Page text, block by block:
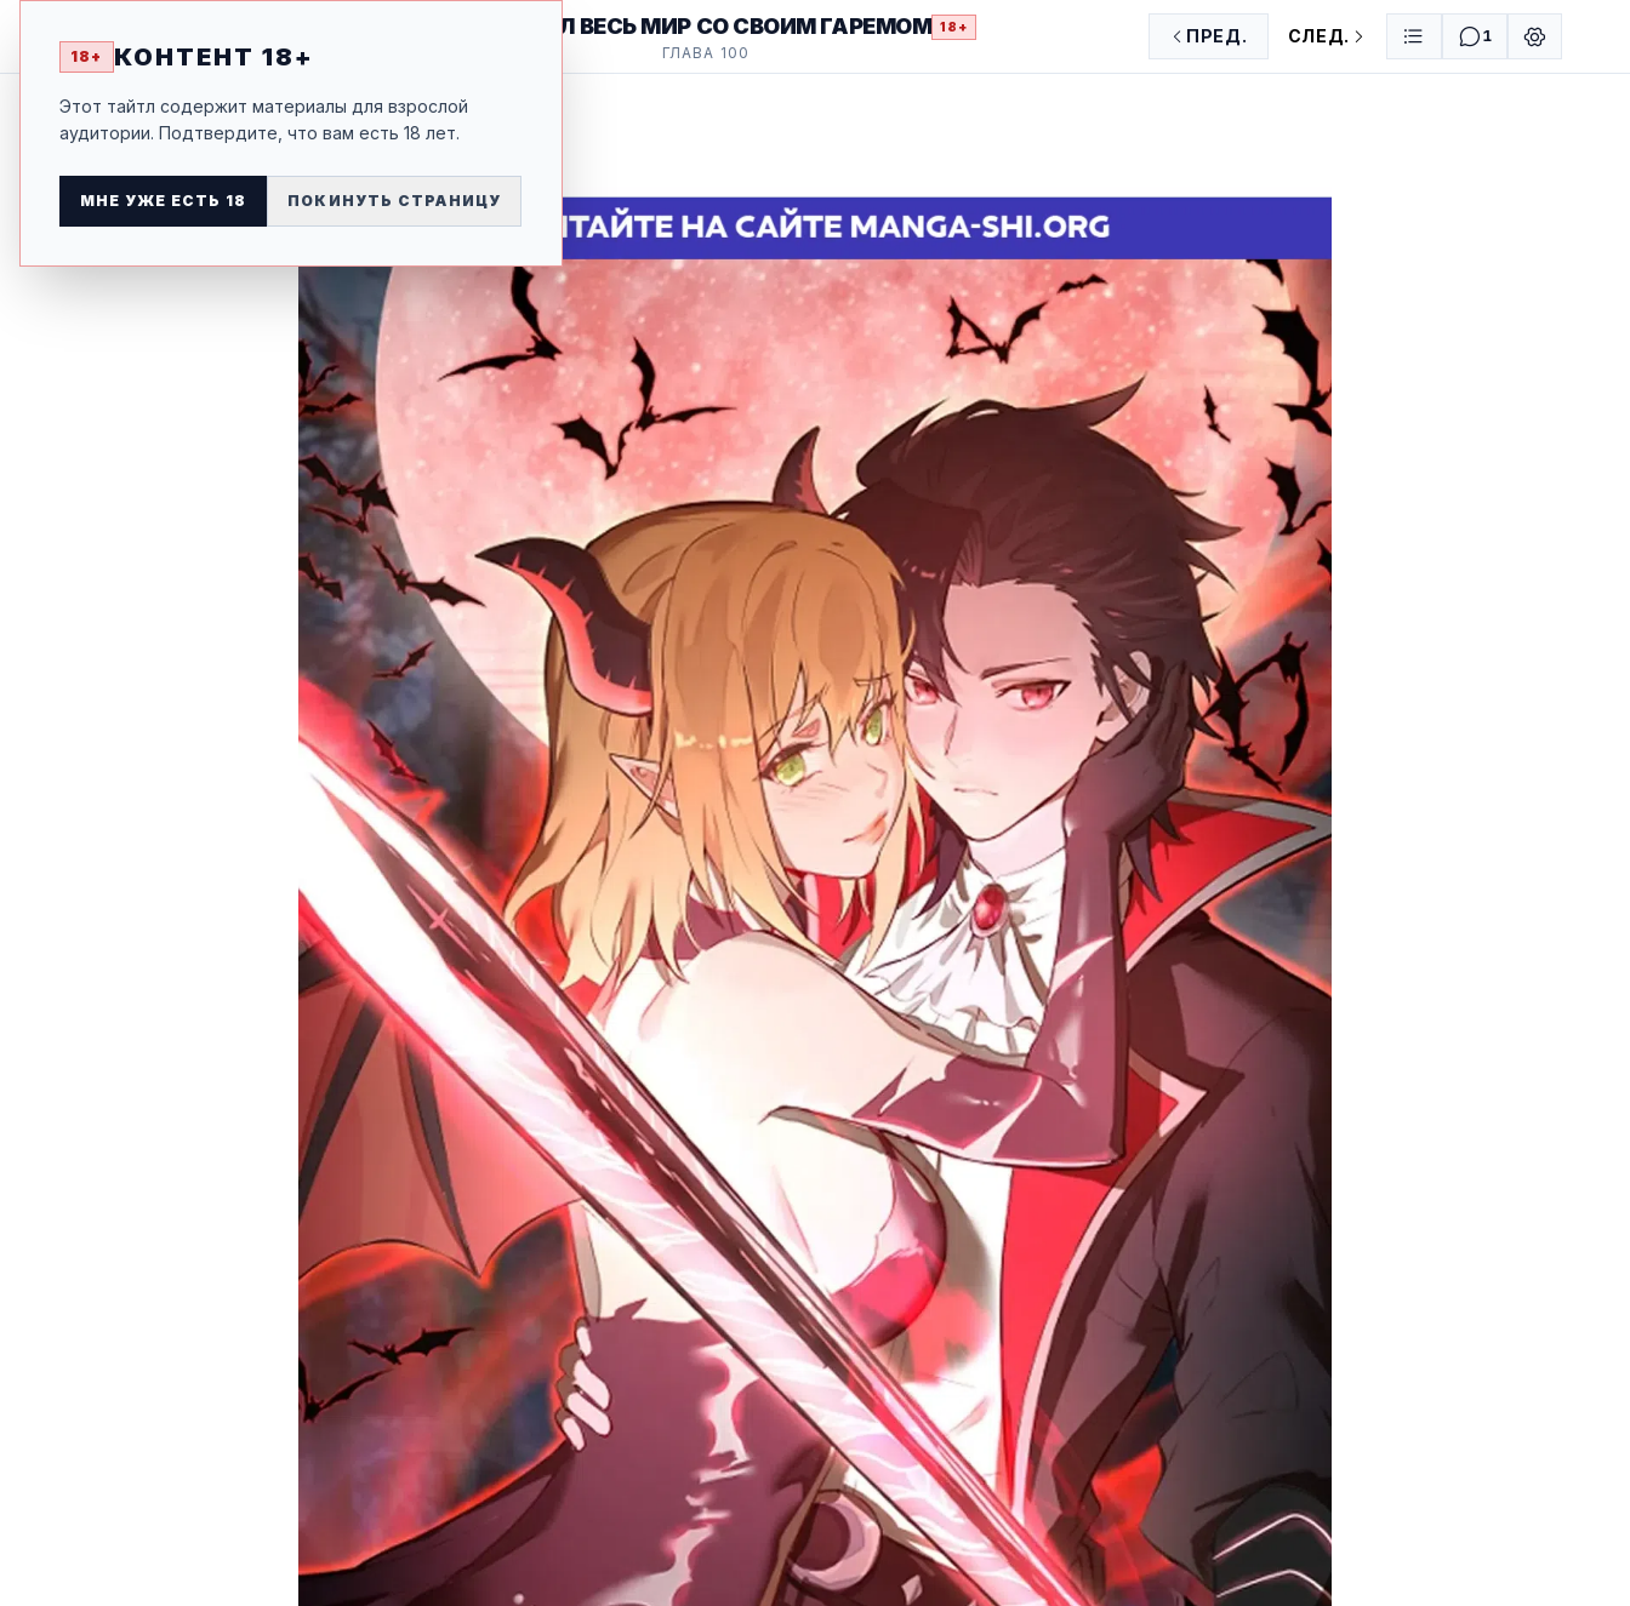
18+ КОНТЕНТ 18+
Этот тайтл содержит материалы для взрослой
аудитории. Подтвердите, что вам есть 18 лет.
МНЕ УЖЕ ЕСТЬ 18 ПОКИНУТЬ СТРАНИЦУ
Я ЗАВОЕВАЛ ВЕСЬ МИР СО СВОИМ ГАРЕМОМ 18+
ГЛАВА 100
ПРЕД. СЛЕД. 1